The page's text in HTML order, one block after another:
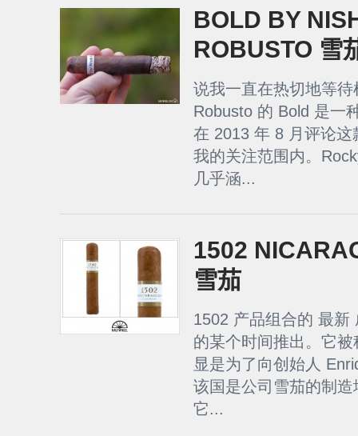
BOLD BY
ROBUSTO 雪
说我一直在热切地等
Robusto 的 Bold 是一
在 2013 年 8 月评论
我的关注范围内。
几乎涵...
1502
雪茄
1502 产品组合的 最新
的某个时间推出。它
显是为了向创始人
该国是公司雪茄的制
它...